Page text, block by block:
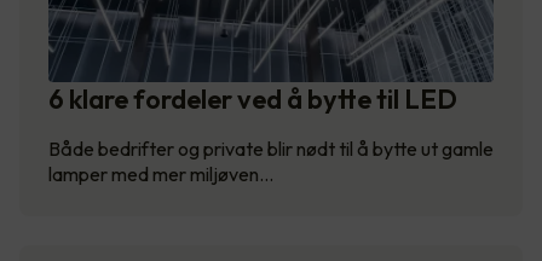
6 klare fordeler ved å bytte til LED
Både bedrifter og private blir nødt til å bytte ut gamle
lamper med mer miljøven…